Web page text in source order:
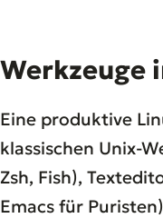
Werkzeuge
Eine produktive
klassischen Unix-
Zsh, Fish),
Emacs für